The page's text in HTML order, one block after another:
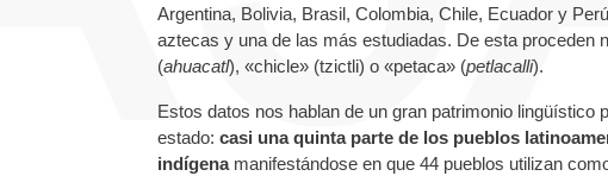
Argentina, Bolivia, Brasil, Colombia, Chile, Ecuador y
aztecas y una de las más estudiadas. De esta proceden
(ahuacatl), «chicle» (tzictli) o «petaca» (petlacalli).
Estos datos nos hablan de un gran patrimonio lingüístico
estado: casi una quinta parte de los pueblos
indígenamanifestándose en que 44 pueblos utilizan